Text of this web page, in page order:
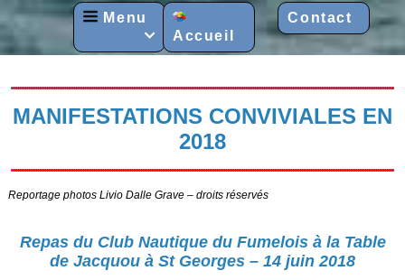
Menu
 Accueil
Contact
MANIFESTATIONS CONVIVIALES EN
2018
Reportage photos Livio Dalle Grave – droits réservés
Repas du Club Nautique du Fumelois à la Table
de Jacquou à St Georges – 14 juin 2018